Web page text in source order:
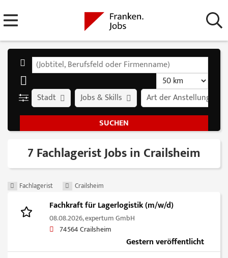
Stadt Art der Anstellung
Jobs & Skills
7 Fachlagerist Jobs in Crailsheim
Fachlagerist Crailsheim
Fachkraft für Lagerlogistik (m/w/d)
08.08.2026,expertum GmbH
74564 Crailsheim
Gestern veröffentlicht